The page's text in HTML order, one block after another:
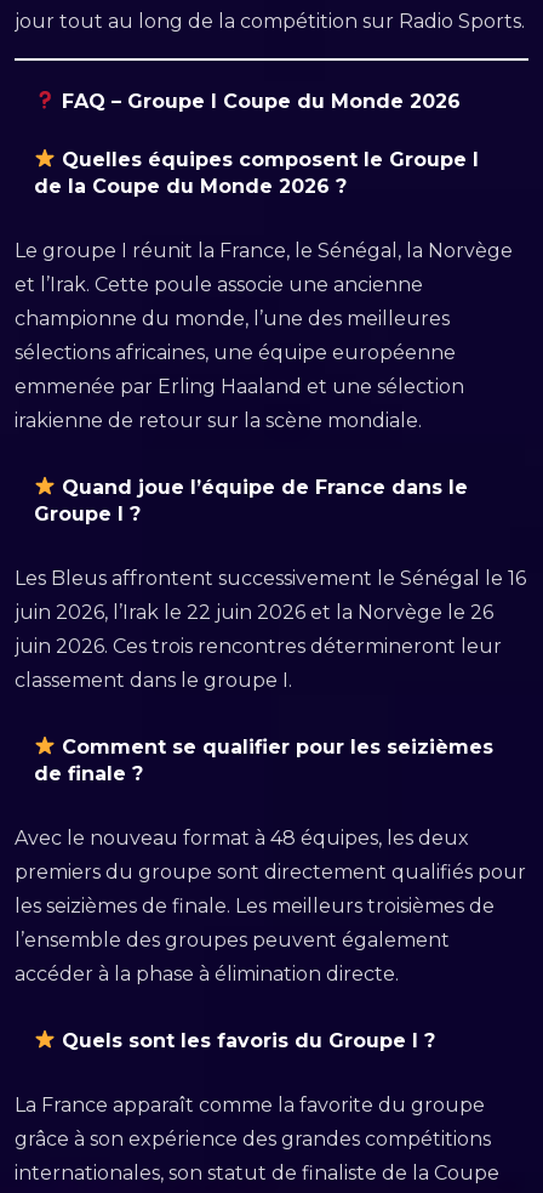
jour tout au long de la compétition sur Radio Sports.
FAQ – Groupe I Coupe du Monde 2026
Quelles équipes composent le Groupe I
de la Coupe du Monde 2026 ?
Le groupe I réunit la France, le Sénégal, la Norvège
et l’Irak. Cette poule associe une ancienne
championne du monde, l’une des meilleures
sélections africaines, une équipe européenne
emmenée par Erling Haaland et une sélection
irakienne de retour sur la scène mondiale.
Quand joue l’équipe de France dans le
Groupe I ?
Les Bleus affrontent successivement le Sénégal le 16
juin 2026, l’Irak le 22 juin 2026 et la Norvège le 26
juin 2026. Ces trois rencontres détermineront leur
classement dans le groupe I.
Comment se qualifier pour les seizièmes
de finale ?
Avec le nouveau format à 48 équipes, les deux
premiers du groupe sont directement qualifiés pour
les seizièmes de finale. Les meilleurs troisièmes de
l’ensemble des groupes peuvent également
accéder à la phase à élimination directe.
Quels sont les favoris du Groupe I ?
La France apparaît comme la favorite du groupe
grâce à son expérience des grandes compétitions
internationales, son statut de finaliste de la Coupe